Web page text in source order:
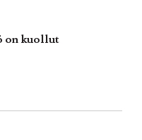
on kuollut